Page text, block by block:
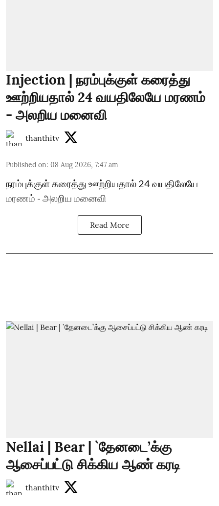
Injection | நரம்புக்குள் கரைத்து
ஊற்றியதால் 24 வயதிலேயே மரணம்
- அலறிய மனைவி
thanthitv
Published on: 08 Aug 2026, 7:47 am
நரம்புக்குள் கரைத்து ஊற்றியதால் 24 வயதிலேயே
மரணம் - அலறிய மனைவி
Read More
Nellai | Bear | `தேனடை’க்கு
ஆசைப்பட்டு சிக்கிய ஆண் கரடி
thanthitv